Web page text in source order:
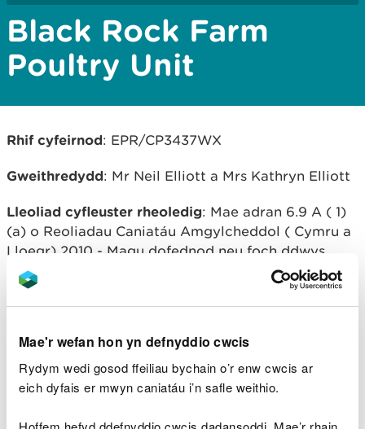
Mae'r wefan hon yn defnyddio cwcis
Rydym wedi gosod ffeiliau bychain o’r enw cwcis ar
eich dyfais er mwyn caniatáu i’n safle weithio.
Black Rock Farm
Poultry Unit
Rhif cyfeirnod: EPR/CP3437WX
Gweithredydd: Mr Neil Elliott a Mrs Kathryn Elliott
Lleoliad cyfleuster rheoledig: Mae adran 6.9 A ( 1)
(a) o Reoliadau Caniatáu Amgylcheddol ( Cymru a
Lloegr) 2010 - Magu dofednod neu foch ddwys
mewn gosodiad gyda mwy na 40,000 o leoedd ar
gyfer dofednod.
Wrecsam , LL13 0TF
Trosolwg o broses
: Fferm dofednod dwys gyda
chynhwysedd ar gyfer 82,000 o ieir brwyliaid.